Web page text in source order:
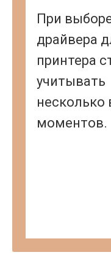
При
драйвера
принтера
учитывать
моментов.